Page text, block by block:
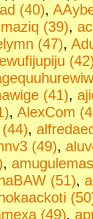
(40),
(39),
(47),
(41),
, AlexCom
,
(49),
,
(51),
(49),